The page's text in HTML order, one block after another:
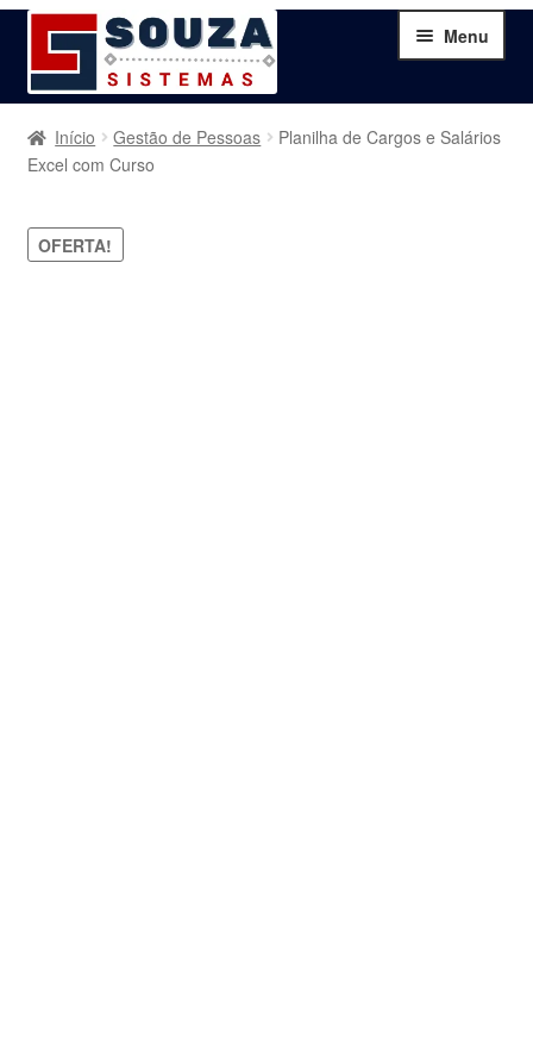
Pular
para
navegação
Pular
para
o
conteúdo
Menu
Home
Serviços
Início Gestão de Pessoas
Planilha de Cargos e Salários
Excel com Curso
OFERTA!